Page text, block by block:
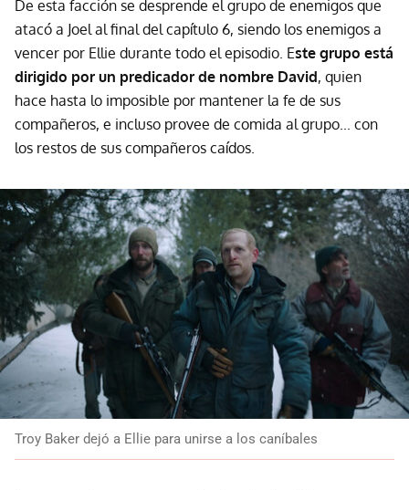
De esta facción se desprende el grupo de enemigos que
atacó a Joel al final del capítulo 6, siendo los enemigos a
vencer por Ellie durante todo el episodio. Este grupo está
dirigido por un predicador de nombre David, quien
hace hasta lo imposible por mantener la fe de sus
compañeros, e incluso provee de comida al grupo... con
los restos de sus compañeros caídos.
Troy Baker dejó a Ellie para unirse a los caníbales